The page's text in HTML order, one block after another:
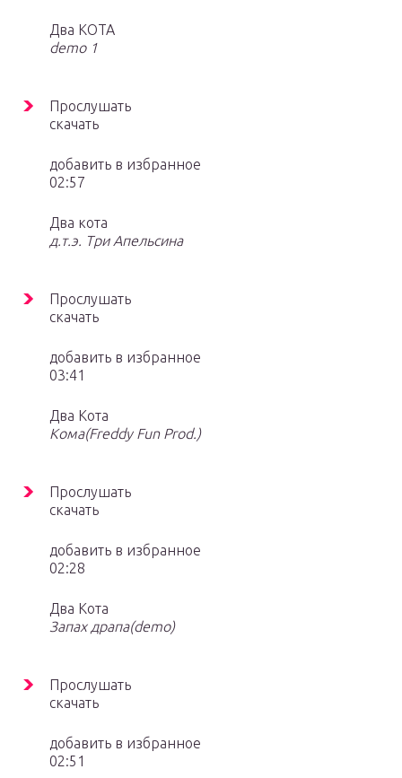
Два КОТА
demo 1
Прослушать
скачать
добавить в избранное
02:57
Два кота
д.т.э. Три Апельсина
Прослушать
скачать
добавить в избранное
03:41
Два Кота
Кома(Freddy Fun Prod.)
Прослушать
скачать
добавить в избранное
02:28
Два Кота
Запах драпа(demo)
Прослушать
скачать
добавить в избранное
02:51